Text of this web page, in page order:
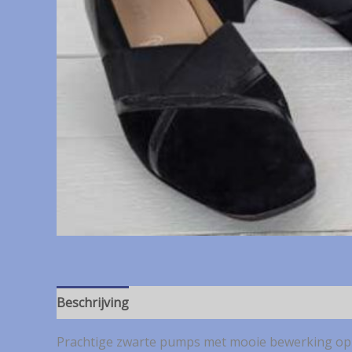
Beschrijving
Prachtige zwarte pumps met mooie bewerking